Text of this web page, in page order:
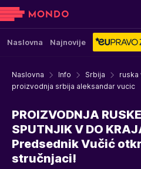
Naslovna Najnovije
Naslovna Info Srbija
ruska
proizvodnja srbija aleksandar vucic
PROIZVODNJA
SPUTNJIK V DO
Predsednik Vučić
stručnjaci!